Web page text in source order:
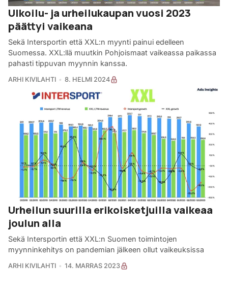
Ulkoilu- ja urheilukaupan vuosi 2023
päättyi vaikeana
Sekä Intersportin että XXL:n myynti painui edelleen
Suomessa. XXL:llä muutkin Pohjoismaat vaikeassa paikassa
pahasti tippuvan myynnin kanssa.
ARHI KIVILAHTI 8. HELMI 2024
Urheilun suurilla erikoisketjuilla vaikeaa
joulun alla
Sekä Intersportin että XXL:n Suomen toimintojen
myynninkehitys on pandemian jälkeen ollut vaikeuksissa
ARHI KIVILAHTI 14. MARRAS 2023